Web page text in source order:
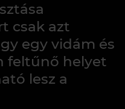
csak azt
egy vidám és
feltűnő helyet
lesz a